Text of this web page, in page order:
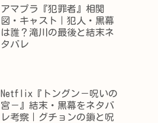
アマプラ『犯罪者』相関
図・キャスト｜犯人・黒幕
は誰？滝川の最後と結末ネ
タバレ
Netflix『トングン－呪いの
宮－』結末・黒幕をネタバ
レ考察｜グチョンの鎖と呪